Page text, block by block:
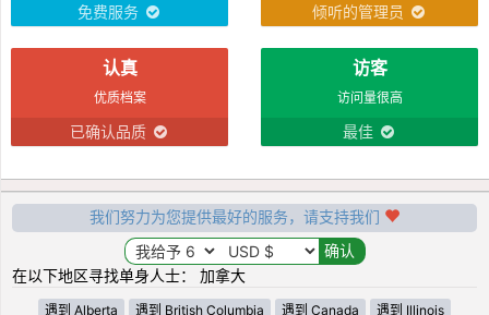
免费服务 倾听的管理员
认真
优质档案
已确认品质
访客
访问量很高
最佳
我们努力为您提供最好的服务，请支持我们
在以下地区寻找单身人士： 加拿大
遇到 Alberta 遇到 British Columbia 遇到 Canada 遇到 Illinois